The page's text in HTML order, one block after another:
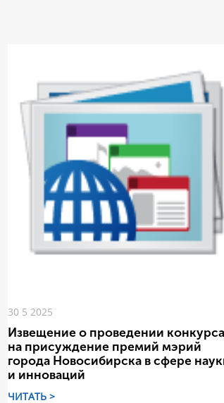
30 5 2025
Извещение о проведении конкурса
на присуждение премий мэрий
города Новосибирска в сфере
и инноваций
ЧИТАТЬ >